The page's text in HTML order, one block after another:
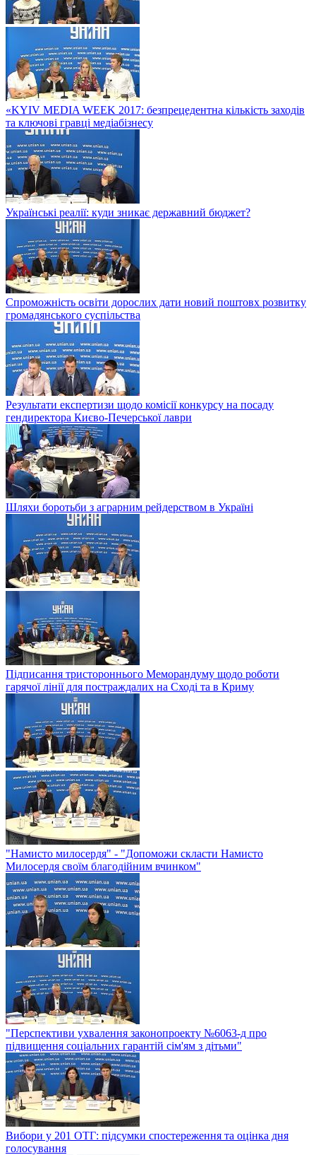
«KYIV MEDIA WEEK 2017: безпрецедентна кількість заходів
та ключові гравці медіабізнесу
Українські реалії: куди зникає державний бюджет?
Спроможність освіти дорослих дати новий поштовх розвитку
громадянського суспільства
Результати експертизи щодо комісії конкурсу на посаду
гендиректора Києво-Печерської лаври
Шляхи боротьби з аграрним рейдерством в Українi
Підписання тристороннього Меморандуму щодо роботи
гарячої лінії для постраждалих на Сході та в Криму
"Намисто милосердя" - "Допоможи скласти Намисто
Милосердя своїм благодійним вчинком"
"Перспективи ухвалення законопроекту №6063-д про
підвищення соціальних гарантій сім'ям з дітьми"
Вибори у 201 ОТГ: підсумки спостереження та оцінка дня
голосування